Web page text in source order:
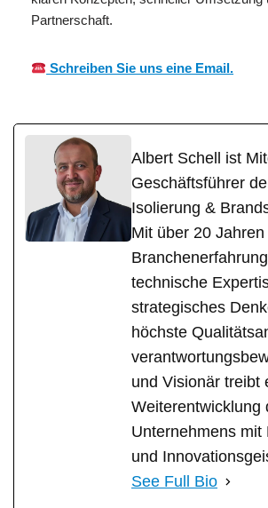
Partnerschaft.
Schreiben Sie uns eine Email.
Albert Schell ist
Geschäftsführer
Isolierung &
Mit über 20 Jahren
technische
strategisches
höchste
und Visionär treibt
Weiterentwicklung
Unternehmens mit
und
See Full Bio